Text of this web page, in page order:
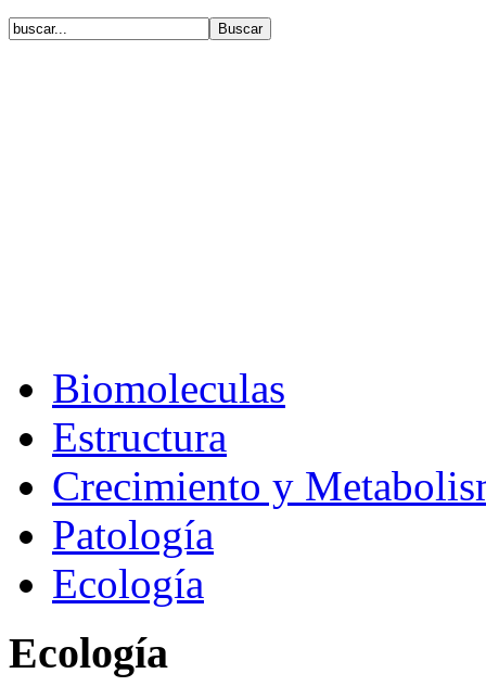
Biomoleculas
Estructura
Crecimiento y
Patología
Ecología
Ecología